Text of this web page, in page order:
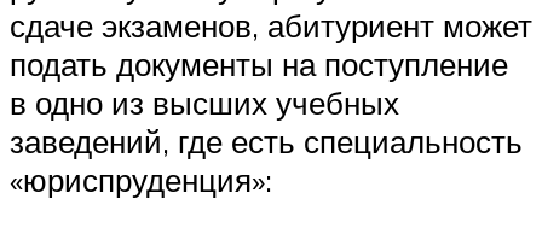
сдаче экзаменов, абитуриент может
подать документы на поступление
в одно из высших учебных
заведений, где есть специальность
«юриспруденция»: